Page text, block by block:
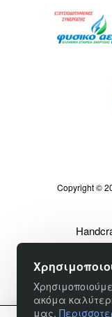
ακόμα
μας.
Copyright ©